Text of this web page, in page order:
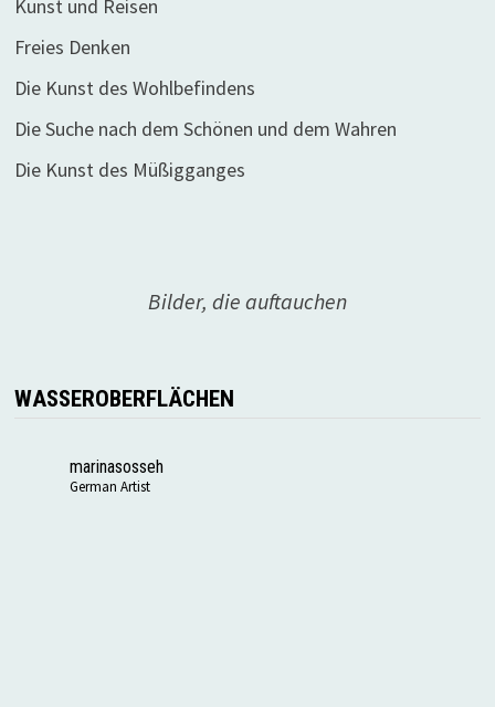
Kunst und Reisen
Freies Denken
Die Kunst des Wohlbefindens
Die Suche nach dem Schönen und dem Wahren
Die Kunst des Müßigganges
Bilder, die auftauchen
WASSEROBERFLÄCHEN
marinasosseh
German Artist